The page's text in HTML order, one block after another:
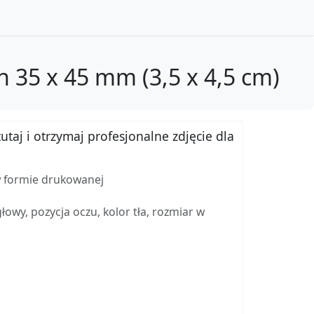
x 45 mm (3,5 x 4,5 cm)
i otrzymaj profesjonalne zdjęcie dla
formie drukowanej
pozycja oczu, kolor tła, rozmiar w